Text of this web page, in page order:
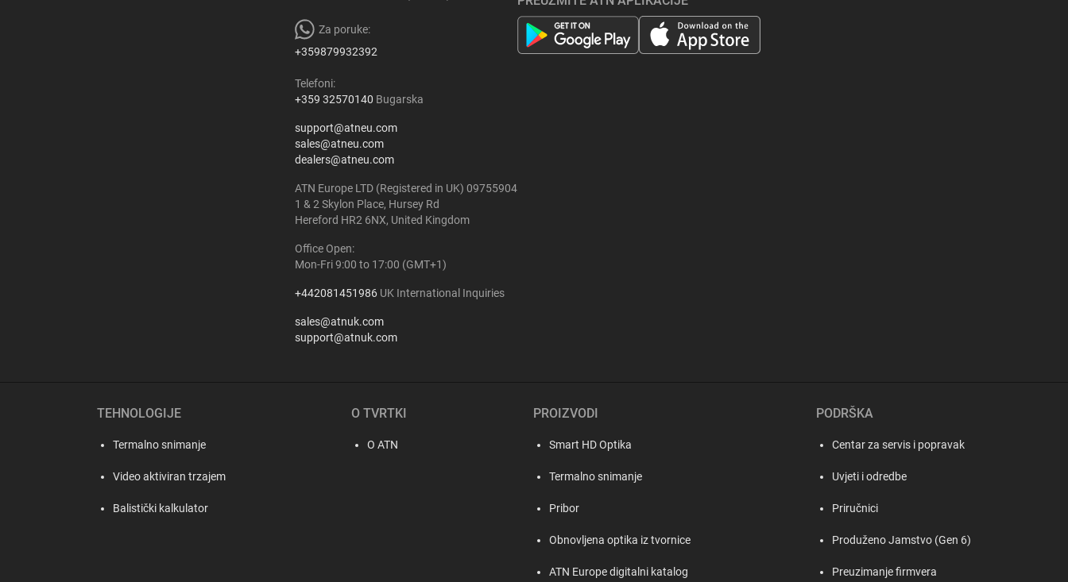
Za poruke:
+359879932392
Telefoni:
+359 32570140 Bugarska
support@atneu.com
sales@atneu.com
dealers@atneu.com
ATN Europe LTD (Registered in UK) 09755904
1 & 2 Skylon Place, Hursey Rd
Hereford HR2 6NX, United Kingdom
Office Open:
Mon-Fri 9:00 to 17:00 (GMT+1)
+442081451986 UK International Inquiries
sales@atnuk.com
support@atnuk.com
TEHNOLOGIJE
Termalno snimanje
Video aktiviran trzajem
Balistički kalkulator
O TVRTKI
O ATN
PROIZVODI
Smart HD Optika
Termalno snimanje
Pribor
Obnovljena optika iz tvornice
ATN Europe digitalni katalog
PODRŠKA
Centar za servis i popravak
Uvjeti i odredbe
Priručnici
Produženo Jamstvo (Gen 6)
Preuzimanje firmvera